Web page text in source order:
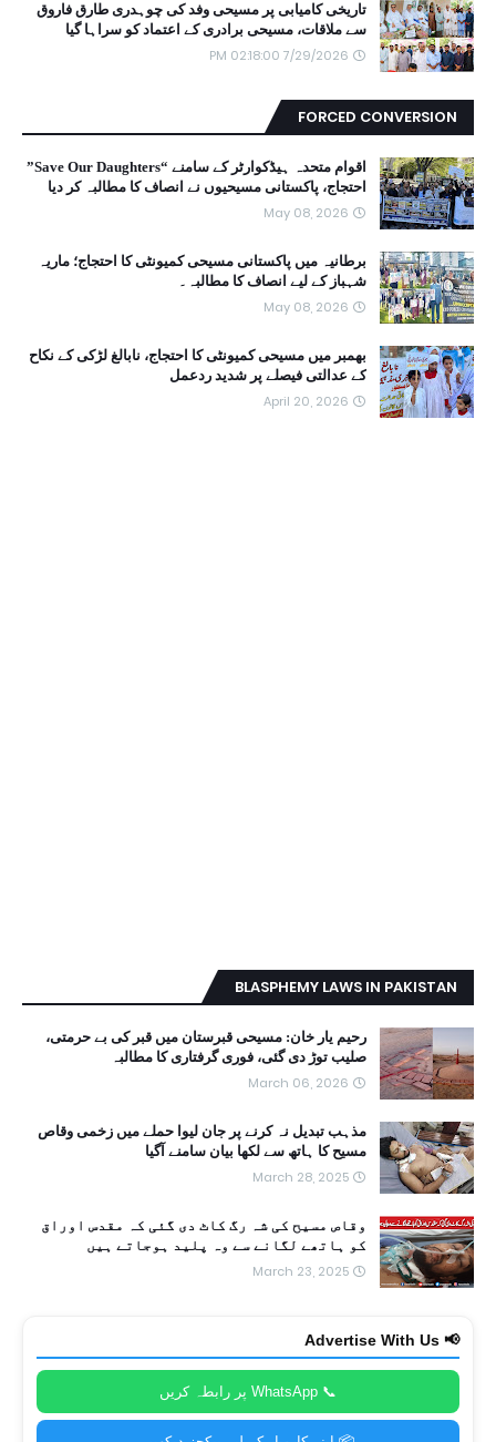
تاریخی کامیابی پر مسیحی وفد کی چوہدری طارق فاروق
سے ملاقات، مسیحی برادری کے اعتماد کو سراہا گیا
7/29/2026 02:18:00 PM
FORCED CONVERSION
اقوام متحدہ ہیڈکوارٹر کے سامنے “Save Our Daughters”
احتجاج، پاکستانی مسیحیوں نے انصاف کا مطالبہ کر دیا
May 08, 2026
برطانیہ میں پاکستانی مسیحی کمیونٹی کا احتجاج؛ ماریہ
شہباز کے لیے انصاف کا مطالبہ۔
May 08, 2026
بھمبر میں مسیحی کمیونٹی کا احتجاج، نابالغ لڑکی کے نکاح
کے عدالتی فیصلے پر شدید ردعمل
April 20, 2026
BLASPHEMY LAWS IN PAKISTAN
رحیم یار خان: مسیحی قبرستان میں قبر کی بے حرمتی،
صلیب توڑ دی گئی، فوری گرفتاری کا مطالبہ
March 06, 2026
مذہب تبدیل نہ کرنے پر جان لیوا حملے میں زخمی وقاص
مسیح کا ہاتھ سے لکھا بیان سامنے آگیا
March 28, 2025
وقاص مسیح کی شہ رگ کاٹ دی گئی کہ مقدس اوراق
کو ہاتھے لگانے سے وہ پلید ہوجاتے ہیں
March 23, 2025
📢 Advertise With Us
📞 WhatsApp پر رابطہ کریں